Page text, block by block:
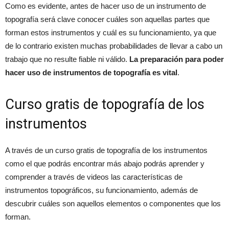
Como es evidente, antes de hacer uso de un instrumento de
topografía será clave conocer cuáles son aquellas partes que
forman estos instrumentos y cuál es su funcionamiento, ya que
de lo contrario existen muchas probabilidades de llevar a cabo un
trabajo que no resulte fiable ni válido. La preparación para poder
hacer uso de instrumentos de topografía es vital.
Curso gratis de topografía de los
instrumentos
A través de un curso gratis de topografía de los instrumentos
como el que podrás encontrar más abajo podrás aprender y
comprender a través de videos las características de
instrumentos topográficos, su funcionamiento, además de
descubrir cuáles son aquellos elementos o componentes que los
forman.